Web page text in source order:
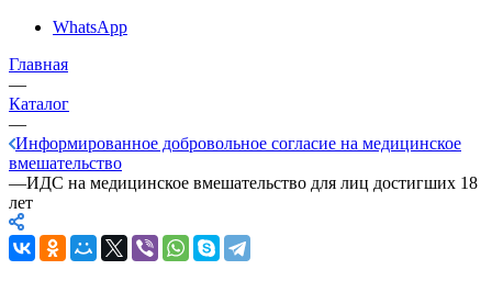
WhatsApp
Главная
—
Каталог
—
Информированное добровольное согласие на медицинское
вмешательство
—ИДС на медицинское вмешательство для лиц достигших 18
лет